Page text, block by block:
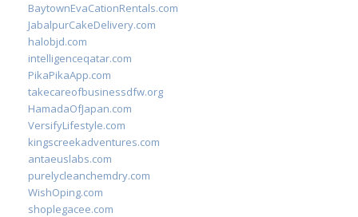
BaytownEvaCationRentals.com
JabalpurCakeDelivery.com
halobjd.com
intelligenceqatar.com
PikaPikaApp.com
takecareofbusinessdfw.org
HamadaOfJapan.com
VersifyLifestyle.com
kingscreekadventures.com
antaeuslabs.com
purelycleanchemdry.com
WishOping.com
shoplegacee.com